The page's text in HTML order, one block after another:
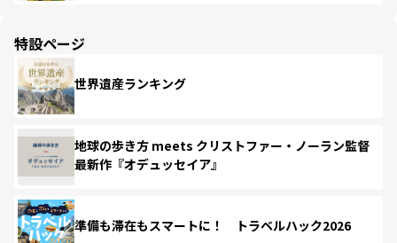
特設ページ
世界遺産ランキング
地球の歩き方 meets クリストファー・ノーラン監督
最新作『オデュッセイア』
準備も滞在もスマートに！ トラベルハック2026